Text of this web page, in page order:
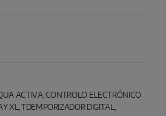
ACTIVA, CONTROLO ELECTRÓNICO
XL, TDEMPORIZADOR DIGITAL,